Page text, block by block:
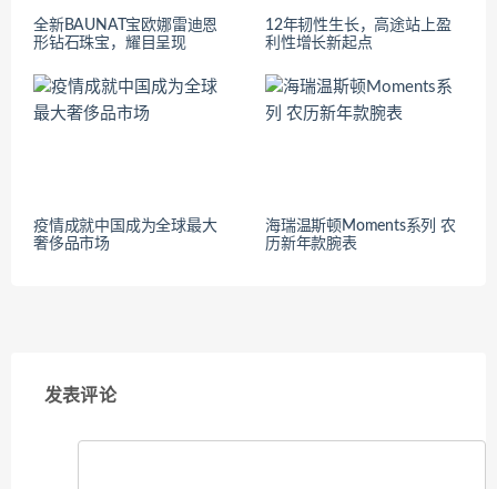
全新BAUNAT宝欧娜雷迪恩
形钻石珠宝，耀目呈现
12年韧性生长，高途站上盈
利性增长新起点
疫情成就中国成为全球最大
奢侈品市场
海瑞温斯顿Moments系列 农
历新年款腕表
发表评论